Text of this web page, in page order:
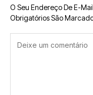
O Seu Endereço De E-
Obrigatórios São